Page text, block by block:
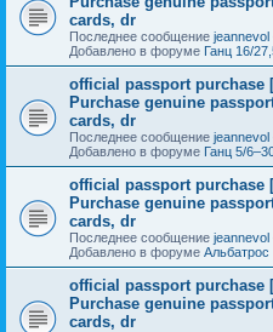
cards, dr
Последнее сообщение jeannevol
Добавлено в форуме Ганц 16/
official passport purchase
Purchase genuine
cards, dr
Последнее сообщение jeannevol
Добавлено в форуме Ганц 5/
official passport purchase
Purchase genuine
cards, dr
Последнее сообщение jeannevol
Добавлено в форуме Альбатрос
official passport purchase
Purchase genuine
cards, dr